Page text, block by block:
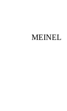
MEINEL